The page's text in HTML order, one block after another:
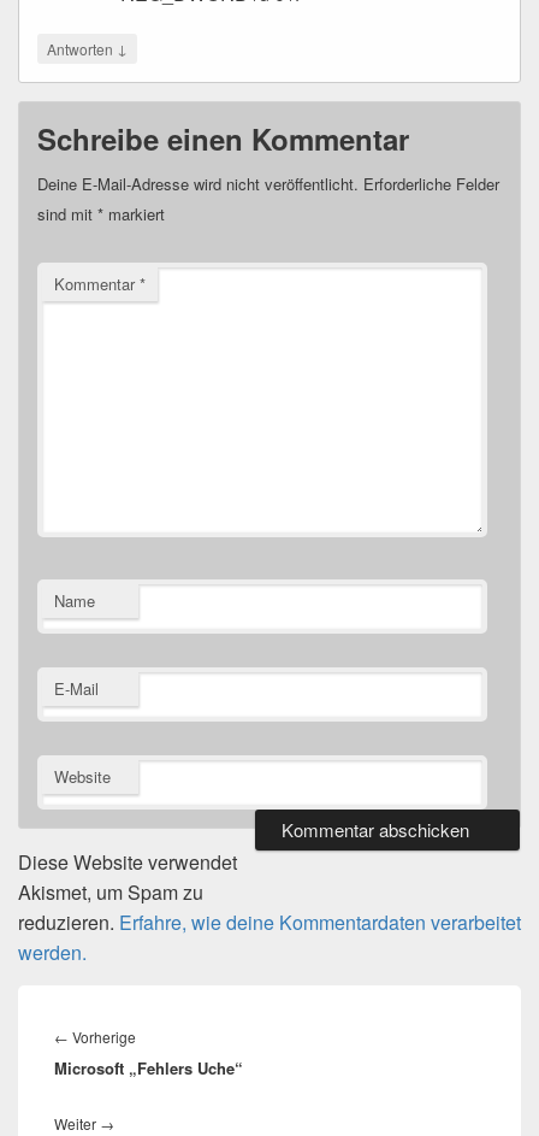
Antworten ↓
Schreibe einen Kommentar
Deine E-Mail-Adresse wird nicht veröffentlicht. Erforderliche Felder
sind mit * markiert
Kommentar*
Name
E-Mail
Website
Diese Website verwendet
Akismet, um Spam zu
reduzieren. Erfahre, wie deine Kommentardaten verarbeitet
werden.
← Vorherige
Beitrag:
Microsoft „Fehlers Uche“
Weiter →